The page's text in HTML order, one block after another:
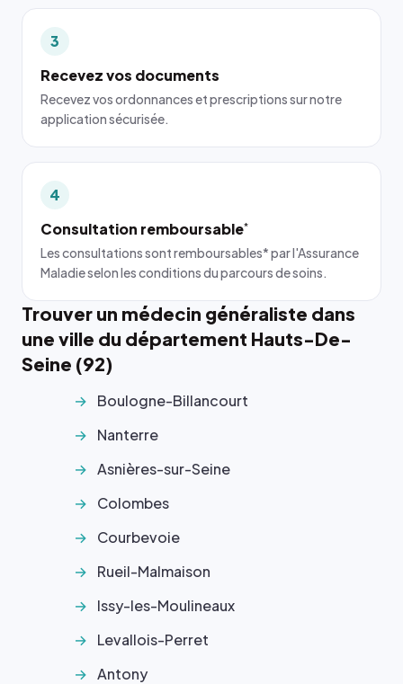
3
Recevez vos documents
Recevez vos ordonnances et prescriptions sur notre
application sécurisée.
4
Consultation remboursable*
Les consultations sont remboursables* par l'Assurance
Maladie selon les conditions du parcours de soins.
Trouver un médecin généraliste dans
une ville du département Hauts-De-
Seine (92)
Boulogne-Billancourt
Nanterre
Asnières-sur-Seine
Colombes
Courbevoie
Rueil-Malmaison
Issy-les-Moulineaux
Levallois-Perret
Antony